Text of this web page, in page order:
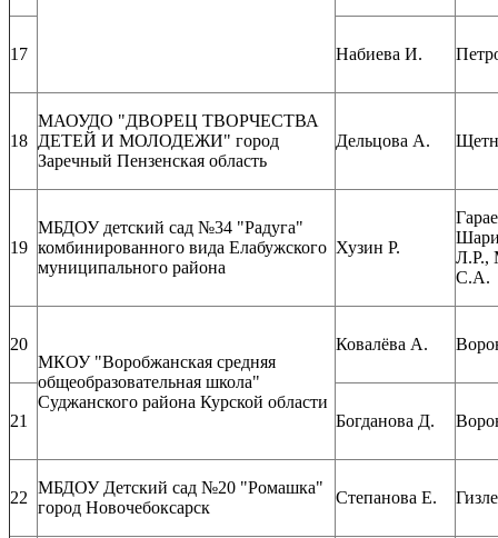
17 Набиева И.
18
МАОУДО "ДВОРЕЦ ТВОРЧЕСТВА
ДЕТЕЙ И МОЛОДЕЖИ" город
Заречный Пензенская область
Дельцова А.
19
МБДОУ детский сад №34 "Радуга"
комбинированного вида Елабужского
муниципального района
Хузин Р.
Л.Р.,
С.А.
20
МКОУ "Воробжанская средняя
общеобразовательная школа"
Суджанского района Курской области
Ковалёва А.
21 Богданова Д.
22
МБДОУ Детский сад №20 "Ромашка"
город Новочебоксарск
Степанова Е.